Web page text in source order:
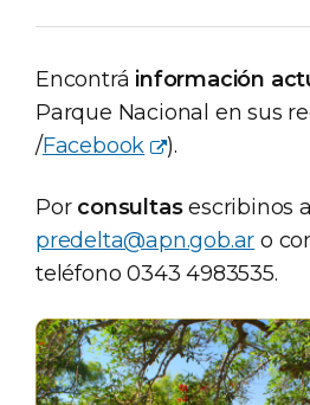
Encontrá información
Parque Nacional en sus
/Facebook ).
Por consultasescribinos a
predelta@apn.gob.ar o
teléfono 0343 4983535.